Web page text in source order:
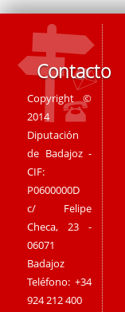
Contacto
Copyright ©
2014
Diputación
de Badajoz -
CIF:
P0600000D
c/ Felipe
Checa, 23 -
06071
Badajoz
Teléfono: +34
924 212 400